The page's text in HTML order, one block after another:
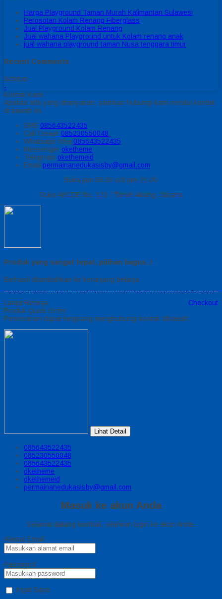
Harga Playground Taman Murah Kalimantan Sulawesi
Perosotan Kolam Renang Fiberglass
Jual Playground Kolam Renang
Jual wahana Playground untuk Kolam renang anak
jual wahana playground taman Nusa tenggara timur
Recent Comments
Sidebar
-
Kontak Kami
Apabila ada yang ditanyakan, silahkan hubungi kami melalui kontak
di bawah ini.
SMS 085643522435
Call Center 085230550048
Whatsapp Icha 085643522435
Messenger oketheme
Telegrram okethemeid
Email permainanedukasisby@gmail.com
Buka jam 08.00 s/d jam 21.00
Ruko ABCDE No. 123 - Tanah Abang, Jakarta
Produk yang sangat tepat, pilihan bagus..!
Berhasil ditambahkan ke keranjang belanja
Lanjut Belanja
Checkout
Produk Quick Order
Pemesanan dapat langsung menghubungi kontak dibawah:
Lihat Detail
085643522435
085230550048
085643522435
oketheme
okethemeid
permainanedukasisby@gmail.com
Masuk ke akun Anda
Selamat datang kembali, silahkan login ke akun Anda.
Alamat Email
Password
Ingat Saya